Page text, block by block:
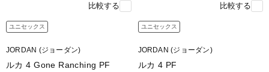
比較する
ユニセックス
JORDAN (ジョーダン)
ルカ 4 Gone Ranching PF
比較する
ユニセックス
JORDAN (ジョーダン)
ルカ 4 PF